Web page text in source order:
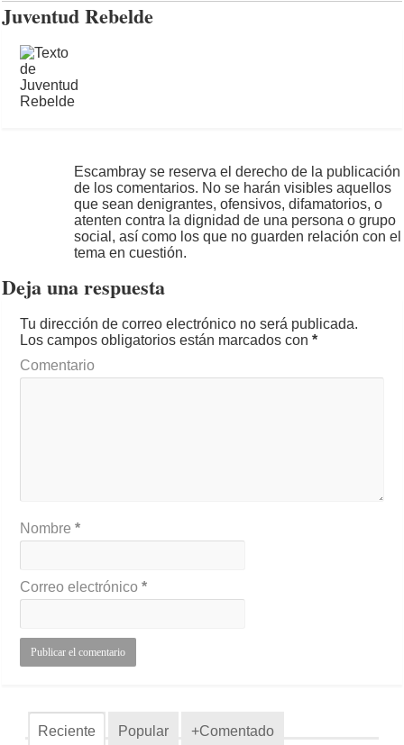
Juventud Rebelde
Escambray se reserva el derecho de la publicación
de los comentarios. No se harán visibles aquellos
que sean denigrantes, ofensivos, difamatorios, o
atenten contra la dignidad de una persona o grupo
social, así como los que no guarden relación con el
tema en cuestión.
Deja una respuesta
Tu dirección de correo electrónico no será publicada.
Los campos obligatorios están marcados con*
Comentario
Nombre*
Correo electrónico*
Reciente Popular +Comentado